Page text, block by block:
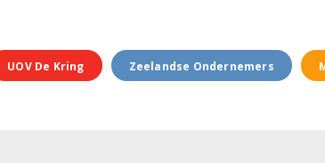
UOV De Kring Zeelandse Ondernemers